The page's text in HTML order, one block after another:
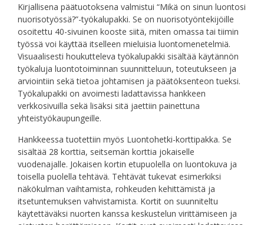
Kirjallisena päätuotoksena valmistui “Mikä on sinun luontosi
nuorisotyössä?”-työkalupakki. Se on nuorisotyöntekijöille
osoitettu 40-sivuinen kooste siitä, miten omassa tai tiimin
työssä voi käyttää itselleen mieluisia luontomenetelmiä.
Visuaalisesti houkutteleva työkalupakki sisältää käytännön
työkaluja luontotoiminnan suunnitteluun, toteutukseen ja
arviointiin sekä tietoa johtamisen ja päätöksenteon tueksi.
Työkalupakki on avoimesti ladattavissa hankkeen
verkkosivuilla sekä lisäksi sitä jaettiin painettuna
yhteistyökaupungeille.
Hankkeessa tuotettiin myös Luontohetki-korttipakka. Se
sisältää 28 korttia, seitsemän korttia jokaiselle
vuodenajalle. Jokaisen kortin etupuolella on luontokuva ja
toisella puolella tehtävä. Tehtävät tukevat esimerkiksi
näkökulman vaihtamista, rohkeuden kehittämistä ja
itsetuntemuksen vahvistamista. Kortit on suunniteltu
käytettäväksi nuorten kanssa keskustelun virittämiseen ja